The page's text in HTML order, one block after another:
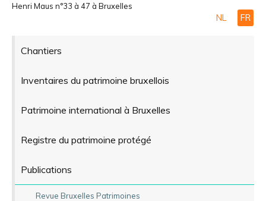
Henri Maus n°33 à 47 à Bruxelles
NL FR
Chantiers
Inventaires du patrimoine bruxellois
Patrimoine international à Bruxelles
Registre du patrimoine protégé
Publications
Revue Bruxelles Patrimoines